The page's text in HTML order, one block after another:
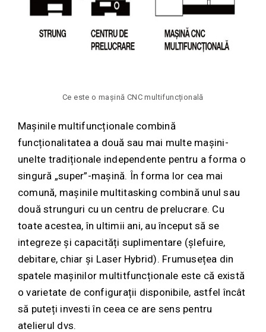
Ce este o mașină CNC multifuncțională
Mașinile multifuncționale combină
funcționalitatea a două sau mai multe mașini-
unelte tradiționale independente pentru a forma o
singură „super”-mașină. În forma lor cea mai
comună, mașinile multitasking combină unul sau
două strunguri cu un centru de prelucrare. Cu
toate acestea, în ultimii ani, au început să se
integreze și capacități suplimentare (șlefuire,
debitare, chiar și Laser Hybrid). Frumusețea din
spatele mașinilor multitfuncționale este că există
o varietate de configurații disponibile, astfel încât
să puteți investi în ceea ce are sens pentru
atelierul dvs.